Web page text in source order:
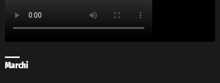
Marchi